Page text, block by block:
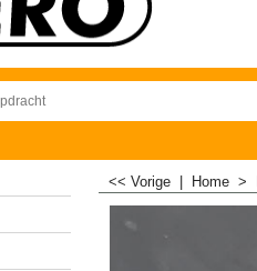
<< Vorige Home >